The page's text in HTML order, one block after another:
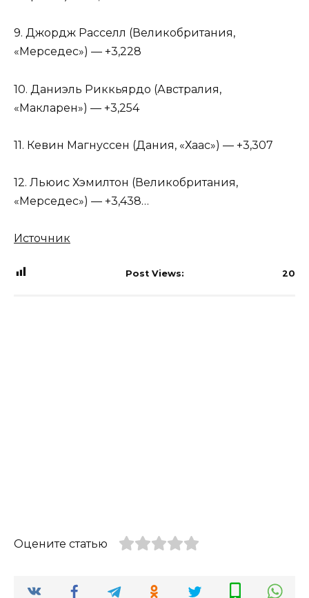
9. Джордж Расселл (Великобритания,
«Мерседес») — +3,228
10. Даниэль Риккьярдо (Австралия,
«Макларен») — +3,254
11. Кевин Магнуссен (Дания, «Хаас») — +3,307
12. Льюис Хэмилтон (Великобритания,
«Мерседес») — +3,438…
Источник
Post Views: 20
Оцените статью